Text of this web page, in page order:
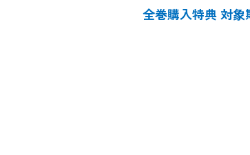
全巻購入特典 対象